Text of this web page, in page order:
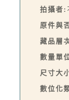
拍攝者:
原件與
藏品層
數量單
尺寸大
數位化